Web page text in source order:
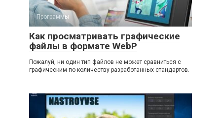
Программы
Как просматривать графические
файлы в формате WebP
Пожалуй, ни один тип файлов не может сравниться с
графическим по количеству разработанных стандартов.